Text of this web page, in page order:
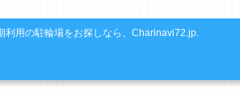
利用の駐輪場をお探しなら、Charinavi72.jp.